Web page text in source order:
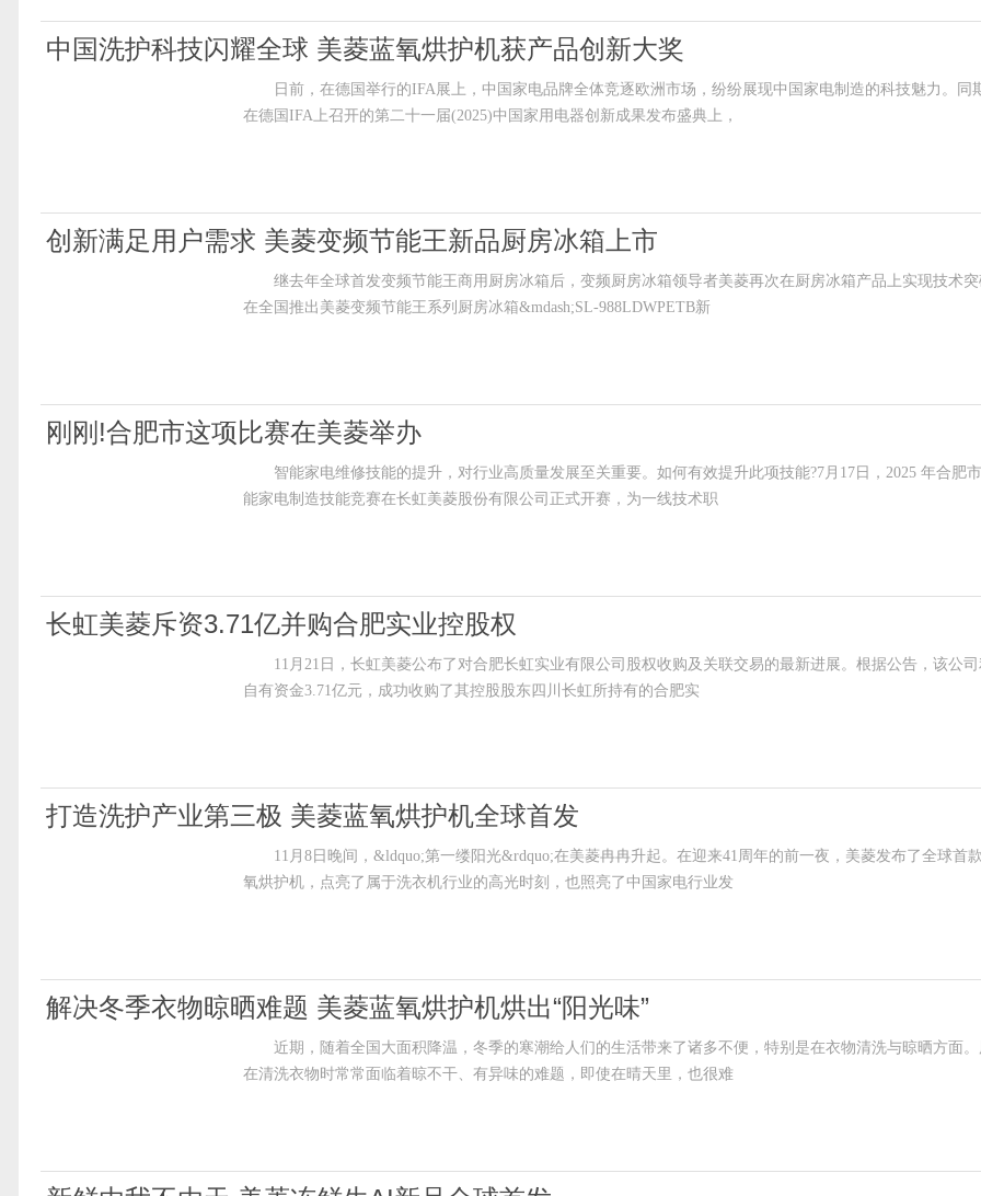
中国洗护科技闪耀全球 美菱蓝氧烘护机获产品创新大奖
日前，在德国举行的IFA展上，中国家电品牌全体竞逐欧洲市场，纷纷展现中国家电制造的科技魅力。同
在德国IFA上召开的第二十一届(2025)中国家用电器创新成果发布盛典上，
创新满足用户需求 美菱变频节能王新品厨房冰箱上市
继去年全球首发变频节能王商用厨房冰箱后，变频厨房冰箱领导者美菱再次在厨房冰箱产品上实现技术突
在全国推出美菱变频节能王系列厨房冰箱&mdash;SL-988LDWPETB新
刚刚!合肥市这项比赛在美菱举办
智能家电维修技能的提升，对行业高质量发展至关重要。如何有效提升此项技能?7月17日，2025 年合肥
能家电制造技能竞赛在长虹美菱股份有限公司正式开赛，为一线技术职
长虹美菱斥资3.71亿并购合肥实业控股权
11月21日，长虹美菱公布了对合肥长虹实业有限公司股权收购及关联交易的最新进展。根据公告，该公司
自有资金3.71亿元，成功收购了其控股股东四川长虹所持有的合肥实
打造洗护产业第三极 美菱蓝氧烘护机全球首发
11月8日晚间，&ldquo;第一缕阳光&rdquo;在美菱冉冉升起。在迎来41周年的前一夜，美菱发布了全球首
氧烘护机，点亮了属于洗衣机行业的高光时刻，也照亮了中国家电行业发
解决冬季衣物晾晒难题 美菱蓝氧烘护机烘出“阳光味”
近期，随着全国大面积降温，冬季的寒潮给人们的生活带来了诸多不便，特别是在衣物清洗与晾晒方面。
在清洗衣物时常常面临着晾不干、有异味的难题，即使在晴天里，也很难